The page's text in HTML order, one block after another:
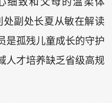
副处长夏从敏在解读
是孤残儿童成长的守护
人才培养缺乏省级高规